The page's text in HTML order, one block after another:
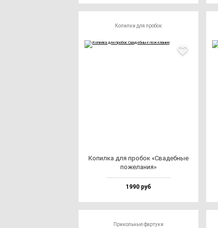
Копилки для пробок
Копил­ка для про­бок «Сва­деб­ные
по­же­ла­ния»
1990 руб
Прикольные фартуки